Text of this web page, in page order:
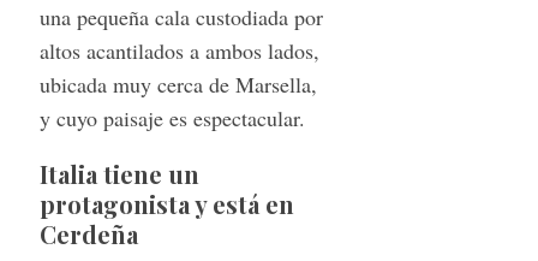
una pequeña cala custodiada por
altos acantilados a ambos lados,
ubicada muy cerca de Marsella,
y cuyo paisaje es espectacular.
Italia tiene un
protagonista y está en
Cerdeña